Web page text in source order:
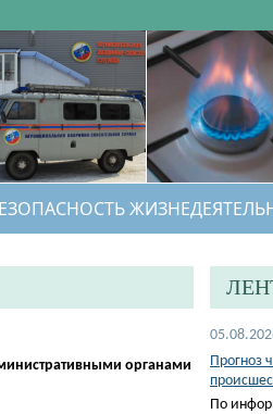
органами
Прогноз
По